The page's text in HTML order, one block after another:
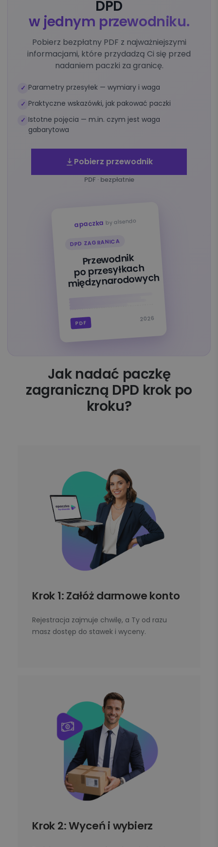
DPD
w jednym przewodniku.
Pobierz bezpłatny PDF z najważniejszymi
informacjami, które przydadzą Ci się przed
nadaniem paczki za granicę.
✓ Parametry przesyłek — wymiary i waga
✓ Praktyczne wskazówki, jak pakować paczki
✓ Istotne pojęcia — m.in. czym jest waga
gabarytowa
Pobierz przewodnik
PDF · bezpłatnie
apaczkaby alsendo
DPD ZAGRANICA
Przewodnik
po przesyłkach
międzynarodowych
PDF
2026
Jak nadać paczkę
zagraniczną DPD krok po
kroku?
Krok 1: Załóż darmowe konto
Rejestracja zajmuje chwilę, a Ty od razu
masz dostęp do stawek i wyceny.
Krok 2: Wyceń i wybierz